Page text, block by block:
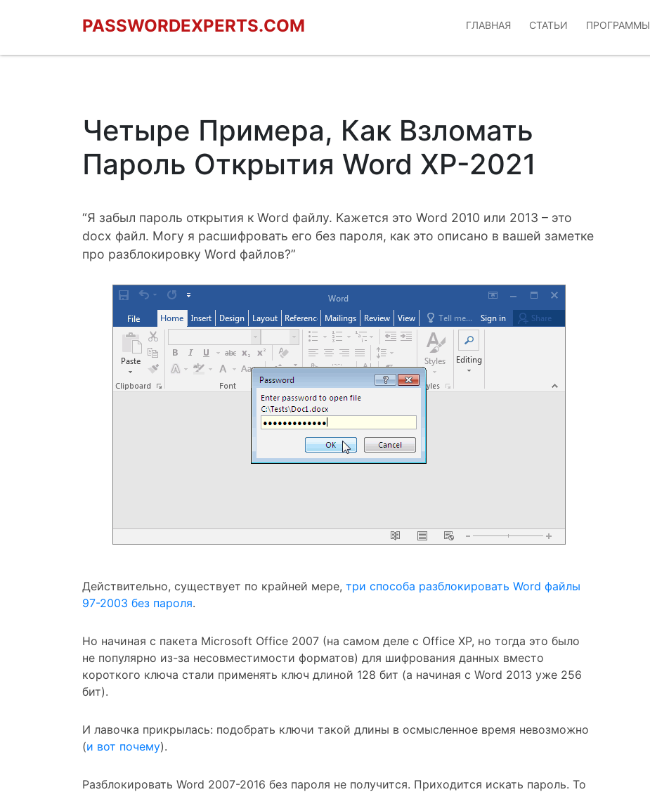
PASSWORDEXPERTS.COM ГЛАВНАЯ СТАТЬИ ПРОГРАММЫ
Четыре Примера, Как Взломать
Пароль Открытия Word XP-2021
“Я забыл пароль открытия к Word файлу. Кажется это Word 2010 или 2013 – это
docx файл. Могу я расшифровать его без пароля, как это описано в вашей заметке
про разблокировку Word файлов?”
Действительно, существует по крайней мере, три способа разблокировать Word файлы
97-2003 без пароля.
Но начиная с пакета Microsoft Office 2007 (на самом деле с Office XP, но тогда это было
не популярно из-за несовместимости форматов) для шифрования данных вместо
короткого ключа стали применять ключ длиной 128 бит (а начиная с Word 2013 уже 256
бит).
И лавочка прикрылась: подобрать ключи такой длины в осмысленное время невозможно
(и вот почему).
Разблокировать Word 2007-2016 без пароля не получится. Приходится искать пароль. То